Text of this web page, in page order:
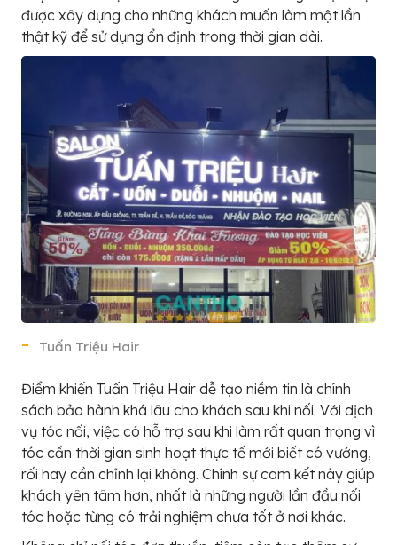
được xây dựng cho những khách muốn làm một lần
thật kỹ để sử dụng ổn định trong thời gian dài.
Tuấn Triệu Hair
Điểm khiến Tuấn Triệu Hair dễ tạo niềm tin là chính
sách bảo hành khá lâu cho khách sau khi nối. Với dịch
vụ tóc nối, việc có hỗ trợ sau khi làm rất quan trọng vì
tóc cần thời gian sinh hoạt thực tế mới biết có vướng,
rối hay cần chỉnh lại không. Chính sự cam kết này giúp
khách yên tâm hơn, nhất là những người lần đầu nối
tóc hoặc từng có trải nghiệm chưa tốt ở nơi khác.